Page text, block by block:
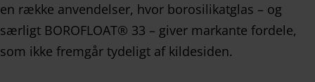
en række anvendelser, hvor borosilikatglas – og
særligt BOROFLOAT® 33 – giver markante fordele,
som ikke fremgår tydeligt af kildesiden.